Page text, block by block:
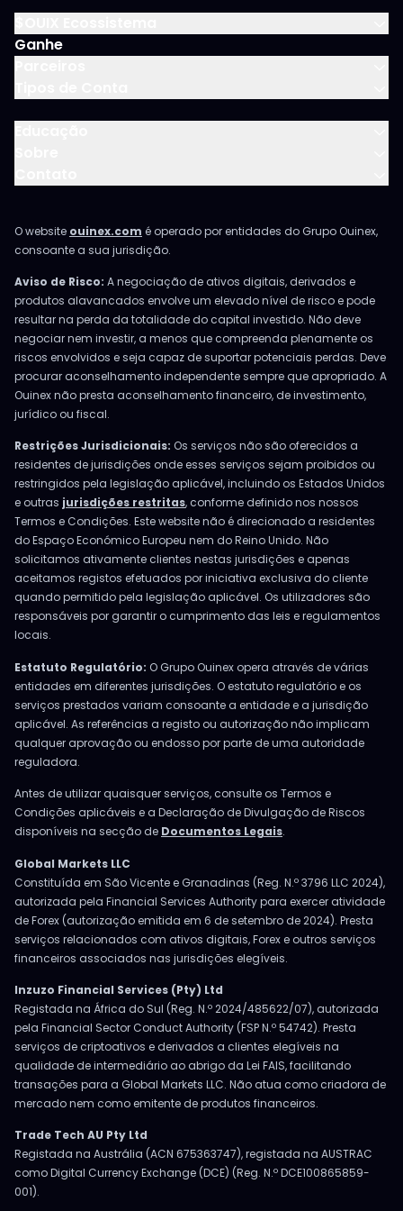
Ganhe
O website ouinex.com é operado por entidades do Grupo Ouinex,
consoante a sua jurisdição.
Aviso de Risco: A negociação de ativos digitais, derivados e
produtos alavancados envolve um elevado nível de risco e pode
resultar na perda da totalidade do capital investido. Não deve
negociar nem investir, a menos que compreenda plenamente os
riscos envolvidos e seja capaz de suportar potenciais perdas. Deve
procurar aconselhamento independente sempre que apropriado. A
Ouinex não presta aconselhamento financeiro, de investimento,
jurídico ou fiscal.
Restrições Jurisdicionais: Os serviços não são oferecidos a
residentes de jurisdições onde esses serviços sejam proibidos ou
restringidos pela legislação aplicável, incluindo os Estados Unidos
e outras jurisdições restritas, conforme definido nos nossos
Termos e Condições. Este website não é direcionado a residentes
do Espaço Económico Europeu nem do Reino Unido. Não
solicitamos ativamente clientes nestas jurisdições e apenas
aceitamos registos efetuados por iniciativa exclusiva do cliente
quando permitido pela legislação aplicável. Os utilizadores são
responsáveis por garantir o cumprimento das leis e regulamentos
locais.
Estatuto Regulatório: O Grupo Ouinex opera através de várias
entidades em diferentes jurisdições. O estatuto regulatório e os
serviços prestados variam consoante a entidade e a jurisdição
aplicável. As referências a registo ou autorização não implicam
qualquer aprovação ou endosso por parte de uma autoridade
reguladora.
Antes de utilizar quaisquer serviços, consulte os Termos e
Condições aplicáveis e a Declaração de Divulgação de Riscos
disponíveis na secção de Documentos Legais.
Global Markets LLC
Constituída em São Vicente e Granadinas (Reg. N.º 3796 LLC 2024),
autorizada pela Financial Services Authority para exercer atividade
de Forex (autorização emitida em 6 de setembro de 2024). Presta
serviços relacionados com ativos digitais, Forex e outros serviços
financeiros associados nas jurisdições elegíveis.
Inzuzo Financial Services (Pty) Ltd
Registada na África do Sul (Reg. N.º 2024/485622/07), autorizada
pela Financial Sector Conduct Authority (FSP N.º 54742). Presta
serviços de criptoativos e derivados a clientes elegíveis na
qualidade de intermediário ao abrigo da Lei FAIS, facilitando
transações para a Global Markets LLC. Não atua como criadora de
mercado nem como emitente de produtos financeiros.
Trade Tech AU Pty Ltd
Registada na Austrália (ACN 675363747), registada na AUSTRAC
como Digital Currency Exchange (DCE) (Reg. N.º DCE100865859-
001).